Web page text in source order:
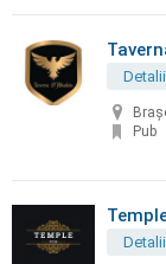
Detalii
Pub
Detalii